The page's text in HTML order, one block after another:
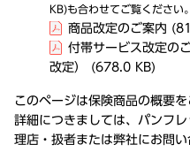
KB)も合わせてご覧ください。
商品改定のご案内
付帯サービス改定の
改定）
(678.0 KB)
このページは保険商品の概要を
詳細につきましては、パンフ
理店・扱者または弊社にお問い